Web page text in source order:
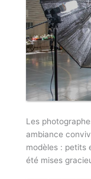
Les
ambiance
modèles : petits
été mises